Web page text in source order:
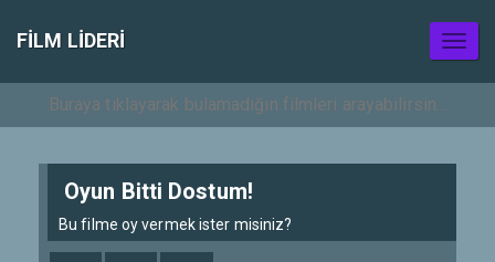
FILM LIDERI
Oyun Bitti Dostum!
Bu filme oy vermek ister misiniz?